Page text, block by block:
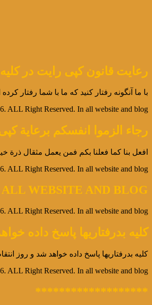
رعایت قانون کپی رایت در
با ما آنگونه رفتار کنید که ما با شما رفتار
ALL Right Reserved. In all website and blog
رجاء الزموا انفسکم برعایة
افعل بنا کما فعلنا بکم فمن یعمل مثقال ذرة
ALL Right Reserved. In all website and blog
WEBSITE AND BLOG
ALL Right Reserved. In all website and blog
کلیه بدرفتاریها پاسخ داده
کلیه بدرفتاریها پاسخ داده خواهد شد و روز
ALL Right Reserved. In all website and blog
*******************